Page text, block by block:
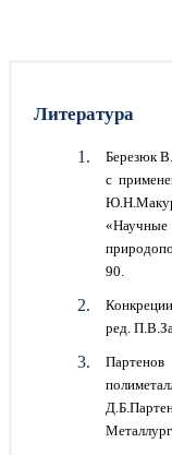
Литература
Березюк
с
«Научные
90.
ред.